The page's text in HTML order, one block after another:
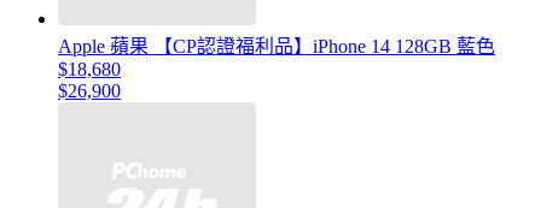
Apple 蘋果 【CP認證福利品】iPhone 14 128GB 藍色
$18,680
$26,900